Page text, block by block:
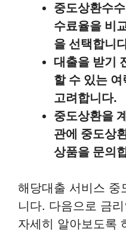
중도상환수
수료율을 비
을 선택합니
대출을 받기
할 수 있는
고려합니다.
중도상환을
관에 중도상
상품을 문의
해당대출 서비스 중
니다. 다음으로 금
자세히 알아보도록